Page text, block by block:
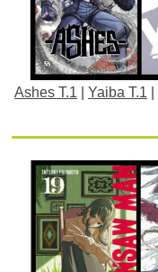
Ashes T.1 Yaiba T.1